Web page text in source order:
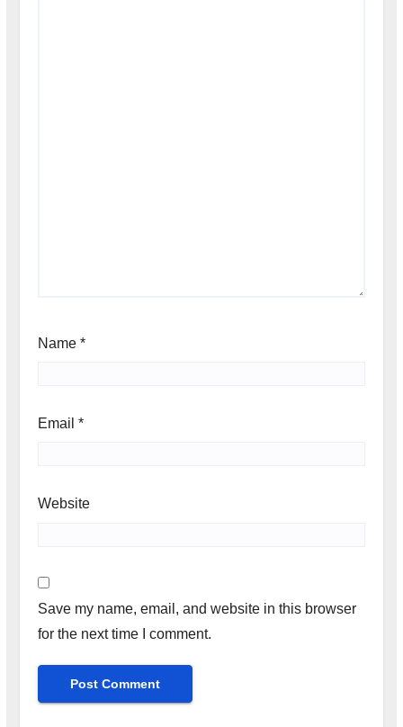
Name *
Email *
Website
Save my name, email, and website in this browser
for the next time I comment.